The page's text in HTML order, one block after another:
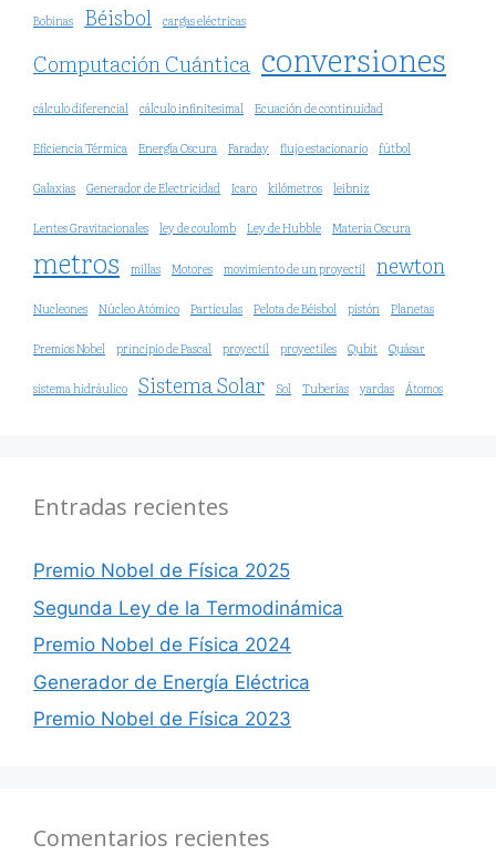
Bobinas Béisbol cargas eléctricas
Computación Cuántica conversiones
cálculo diferencial cálculo infinitesimal Ecuación de continuidad
Eficiencia Térmica Energía Oscura Faraday flujo estacionario fútbol
Galaxias Generador de Electricidad Icaro kilómetros leibniz
Lentes Gravitacionales ley de coulomb Ley de Hubble Materia Oscura
metros millas Motores movimiento de un proyectil newton
Nucleones Núcleo Atómico Partículas Pelota de Béisbol pistón Planetas
Premios Nobel principio de Pascal proyectil proyectiles Qubit Quásar
sistema hidráulico Sistema Solar Sol Tuberías yardas Átomos
Entradas recientes
Premio Nobel de Física 2025
Segunda Ley de la Termodinámica
Premio Nobel de Física 2024
Generador de Energía Eléctrica
Premio Nobel de Física 2023
Comentarios recientes